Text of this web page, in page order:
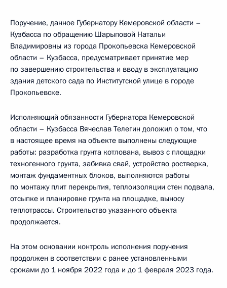
Поручение, данное Губернатору Кемеровской области –
Кузбасса по обращению Шарыповой Натальи
Владимировны из города Прокопьевска Кемеровской
области – Кузбасса, предусматривает принятие мер
по завершению строительства и вводу в эксплуатацию
здания детского сада по Институтской улице в городе
Прокопьевске.
Исполняющий обязанности Губернатора Кемеровской
области – Кузбасса Вячеслав Телегин доложил о том, что
в настоящее время на объекте выполнены следующие
работы: разработка грунта котлована, вывоз с площадки
техногенного грунта, забивка свай, устройство ростверка,
монтаж фундаментных блоков, выполняются работы
по монтажу плит перекрытия, теплоизоляции стен подвала,
отсыпке и планировке грунта на площадке, выносу
теплотрассы. Строительство указанного объекта
продолжается.
На этом основании контроль исполнения поручения
продолжен в соответствии с ранее установленными
сроками до 1 ноября 2022 года и до 1 февраля 2023 года.